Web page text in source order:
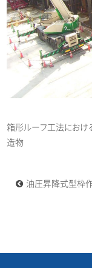
箱形ルーフ工法にお
造物
稿
シ
油圧昇降式型枠